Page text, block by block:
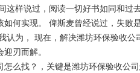
这样说过，阅读一切好书如同和
何实现。 俾斯麦曾经说过，失败
认为， 现在，解决潍坊环保验收
刃而解。
找？，关键是潍坊环保验收公